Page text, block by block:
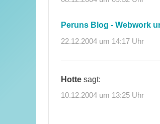
Peruns Blog - Webwork
22.12.2004 um 14:17 Uhr
Hotte sagt:
10.12.2004 um 13:25 Uhr